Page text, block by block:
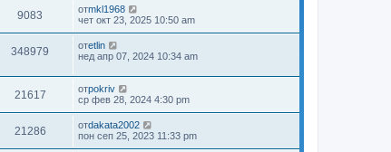
9083 отmkl1968
чет окт 23, 2025 10:50 am
348979 отetlin
нед апр 07, 2024 10:34 am
21617 отpokriv
ср фев 28, 2024 4:30 pm
21286 отdakata2002
пон сеп 25, 2023 11:33 pm